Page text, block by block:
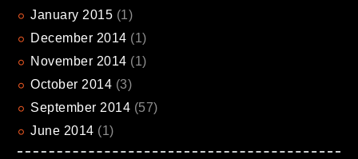
January 2015 (1)
December 2014 (1)
November 2014 (1)
October 2014 (3)
September 2014 (57)
June 2014 (1)